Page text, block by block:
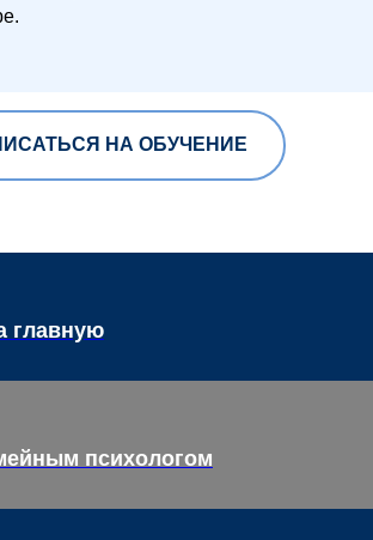
НА ОБУЧЕНИЕ
главную
психологом